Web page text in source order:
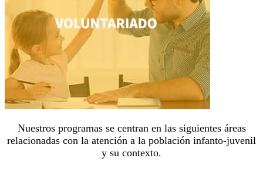
Nuestros programas se centran en las siguientes áreas
relacionadas con la atención a la población infanto-juvenil
y su contexto.